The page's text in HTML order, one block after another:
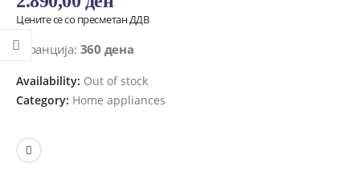
Цените се со пресметан ДДВ
Гаранција: 360 дена
Availability: Out of stock
Category: Home appliances